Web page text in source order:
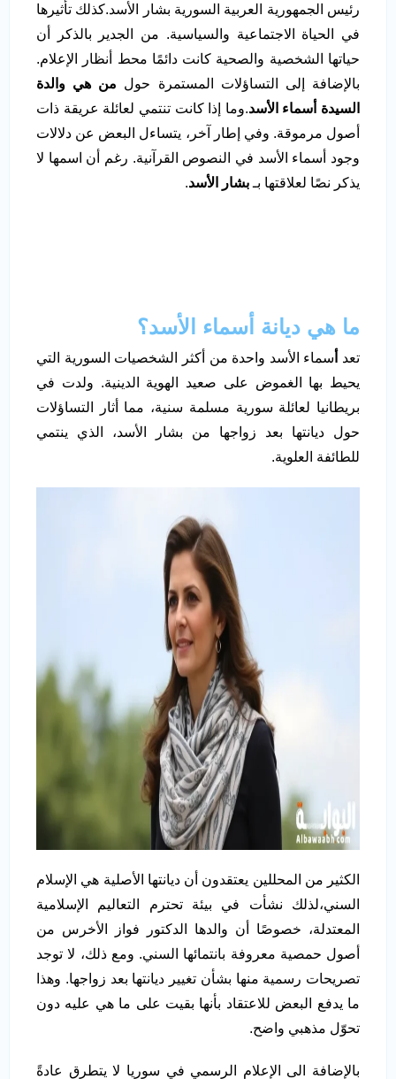
رئيس الجمهورية العربية السورية بشار الأسد.كذلك تأثيرها
في الحياة الاجتماعية والسياسية. من الجدير بالذكر أن
حياتها الشخصية والصحية كانت دائمًا محط أنظار الإعلام.
بالإضافة إلى التساؤلات المستمرة حول من هي والدة
السيدة أسماء الأسد.وما إذا كانت تنتمي لعائلة عريقة ذات
أصول مرموقة. وفي إطار آخر، يتساءل البعض عن دلالات
وجود أسماء الأسد في النصوص القرآنية. رغم أن اسمها لا
يذكر نصًا لعلاقتها بـ بشار الأسد.
ما هي ديانة أسماء الأسد؟
تعد
سماء الأسد واحدة من أكثر الشخصيات السورية التي
يحيط بها الغموض على صعيد الهوية الدينية. ولدت في
بريطانيا لعائلة سورية مسلمة سنية، مما أثار التساؤلات
حول ديانتها بعد زواجها من بشار الأسد، الذي ينتمي
للطائفة العلوية.
الكثير من المحللين يعتقدون أن ديانتها الأصلية هي الإسلام
السني،لذلك نشأت في بيئة تحترم التعاليم الإسلامية
المعتدلة، خصوصًا أن والدها الدكتور فواز الأخرس من
أصول حمصية معروفة بانتمائها السني. ومع ذلك، لا توجد
تصريحات رسمية منها بشأن تغيير ديانتها بعد زواجها. وهذا
ما يدفع البعض للاعتقاد بأنها بقيت على ما هي عليه دون
تحوّل مذهبي واضح.
بالإضافة الى الإعلام الرسمي في سوريا لا يتطرق عادةً